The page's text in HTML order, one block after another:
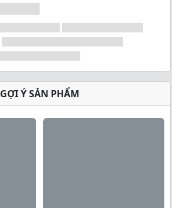
GỢI Ý SẢN PHẨM